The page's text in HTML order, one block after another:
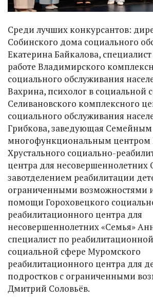
Среди лучших конкурсантов:
Собинского дома социального
Екатерина Байкалова,
работе Владимирского
социального обслуживания
Вахрина, психолог в социальной
Селивановского комплексного
социального обслуживания
Грибкова, заведующая Семейным
многофункциональным центром
Хрустального социально-
центра для несовершеннолетних
завотделением реабилитации
ограниченными возможностями
помощи Гороховецкого
реабилитационного центра для
несовершеннолетних «Семья»
специалист по
социальной сфере Муромского
реабилитационного центра для
подростков с ограниченными
Дмитрий Соловьёв.